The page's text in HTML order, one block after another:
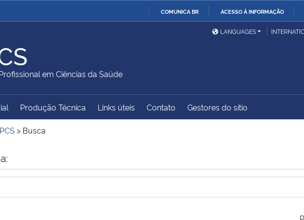
COMUNICA BR ACESSO À INFORMAÇÃO
Ministério da Justiça e
Ministério da Defesa
Ministério das Relações
Exteriores
Ministério da Educação
Ministério do Turismo
Ministério do
Controladoria-Geral da
LANGUAGES
em Ciências da Saúde
do SítioProdução Técnica Links úteis Contato Gestores do sítio
> Busca